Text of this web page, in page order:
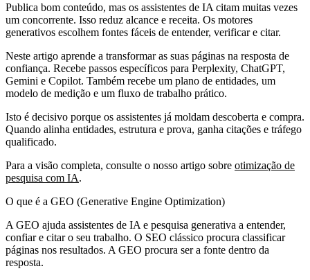
Publica bom conteúdo, mas os assistentes de IA citam muitas vezes
um concorrente. Isso reduz alcance e receita. Os motores
generativos escolhem fontes fáceis de entender, verificar e citar.
Neste artigo aprende a transformar as suas páginas na resposta de
confiança. Recebe passos específicos para Perplexity, ChatGPT,
Gemini e Copilot. Também recebe um plano de entidades, um
modelo de medição e um fluxo de trabalho prático.
Isto é decisivo porque os assistentes já moldam descoberta e compra.
Quando alinha entidades, estrutura e prova, ganha citações e tráfego
qualificado.
Para a visão completa, consulte o nosso artigo sobre otimização de
pesquisa com IA.
O que é a GEO (Generative Engine Optimization)
A GEO ajuda assistentes de IA e pesquisa generativa a entender,
confiar e citar o seu trabalho. O SEO clássico procura classificar
páginas nos resultados. A GEO procura ser a fonte dentro da
resposta.